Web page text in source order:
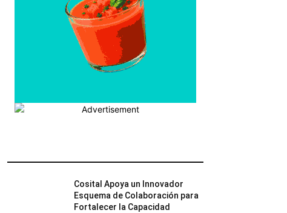
Cosital Apoya un Innovador
Esquema de Colaboración para
Fortalecer la Capacidad